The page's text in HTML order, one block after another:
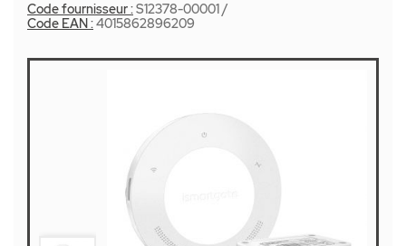
Code fournisseur :S12378-00001 /
Code EAN :4015862896209